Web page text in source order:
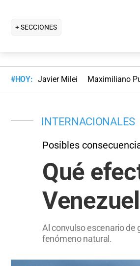
+ SECCIONES
#HOY: Javier Milei Maximiliano
INTERNACIONALES
Posibles
Qué
Al convulso escenario de
fenómeno natural.